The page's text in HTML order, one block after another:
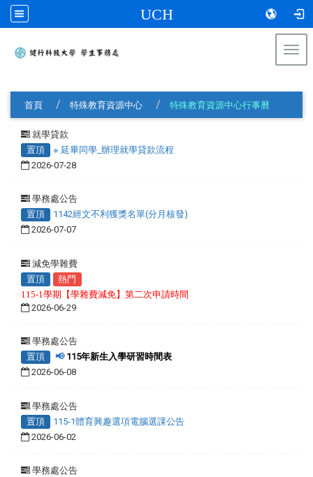
UCH
首頁
特殊教育資源中心 特殊教育資源中心行事曆
就學貸款
置頂
※ 延畢同學_辦理就學貸款流程
2026-07-28
學務處公告
置頂
1142經文不利獲獎名單(分月核發)
2026-07-07
減免學雜費
置頂
熱門
115-1學期【學雜費減免】第二次申請時間
2026-06-29
學務處公告
置頂
📢115年新生入學研習時間表
2026-06-08
學務處公告
置頂
115-1體育興趣選項電腦選課公告
2026-06-02
學務處公告